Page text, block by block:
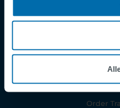
Privacy
Security
Speak Up
Order